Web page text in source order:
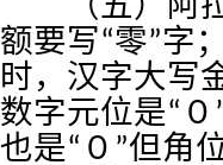
额要写“零”字
时，汉字大写
数字元位是“ ０
也是“ ０ ”但角